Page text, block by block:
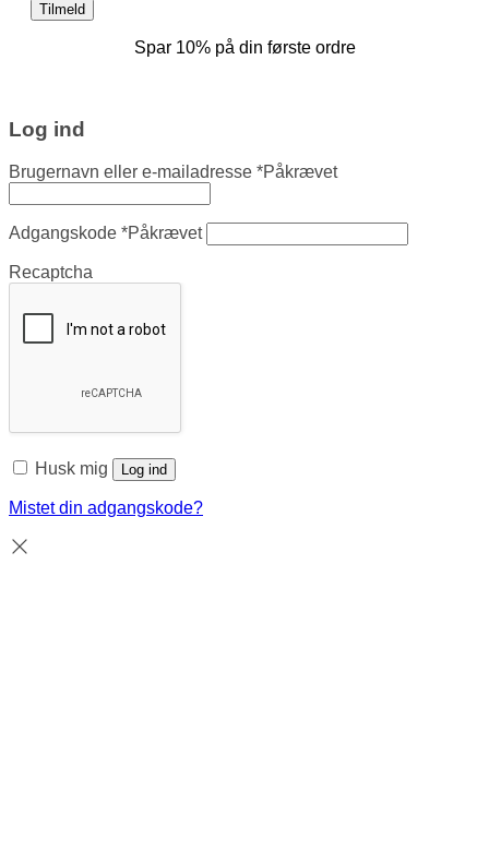
Tilmeld
Spar 10% på din første ordre
Log ind
Brugernavn eller e-mailadresse *Påkrævet
Adgangskode *Påkrævet
Recaptcha
Husk mig Log ind
Mistet din adgangskode?